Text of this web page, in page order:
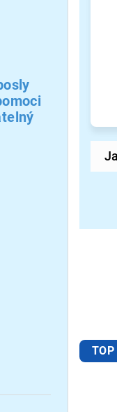
TOP